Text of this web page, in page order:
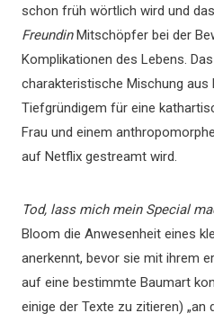
schon früh wörtlich wird und
FreundinMitschöpfer bei der
Komplikationen des Lebens.
charakteristische Mischung aus
Tiefgründigem für eine
Frau und einem
auf Netflix gestreamt wird.
Tod, lass mich mein Special
Bloom die Anwesenheit eines
anerkennt, bevor sie mit ihrem
auf eine bestimmte Baumart
einige der Texte zu zitieren) „an